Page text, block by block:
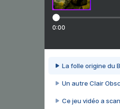
0:00
La folle origine du
Un autre Clair
Ce jeu vidéo a